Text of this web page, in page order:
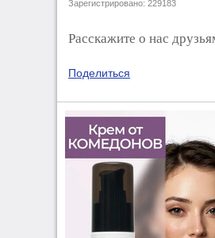
Зарегистрировано: 229183
Расскажите о нас
Поделиться